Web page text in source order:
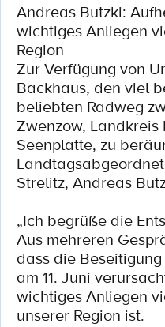
Andreas Butzki:
wichtiges Anliegen
Region
Zur Verfügung von
Backhaus, den viel
beliebten Radweg
Zwenzow,
Seenplatte, zu
Strelitz, Andreas
„Ich begrüße die
Aus mehreren
dass die
am 11. Juni
wichtiges Anliegen
unserer Region ist.